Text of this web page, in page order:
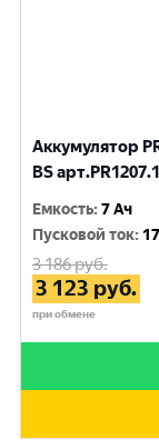
Аккумулятор
BS арт.PR1207.1
Емкость:7 Ач
Пусковой ток:
3 186руб.
3 123 руб.
при обмене